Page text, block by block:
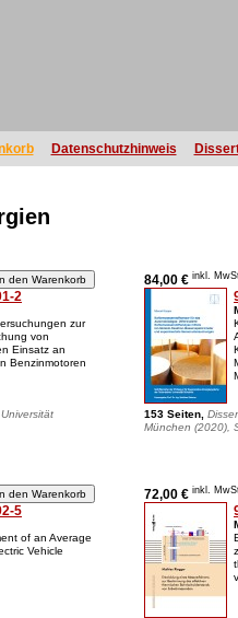
Datenschutzhinweis
2
zur
von
Einsatz an
Benzinmotoren
5
of an Average
Vehicle
84,00 € inkl.
153 Seiten,
München (2020),
72,00 € inkl.